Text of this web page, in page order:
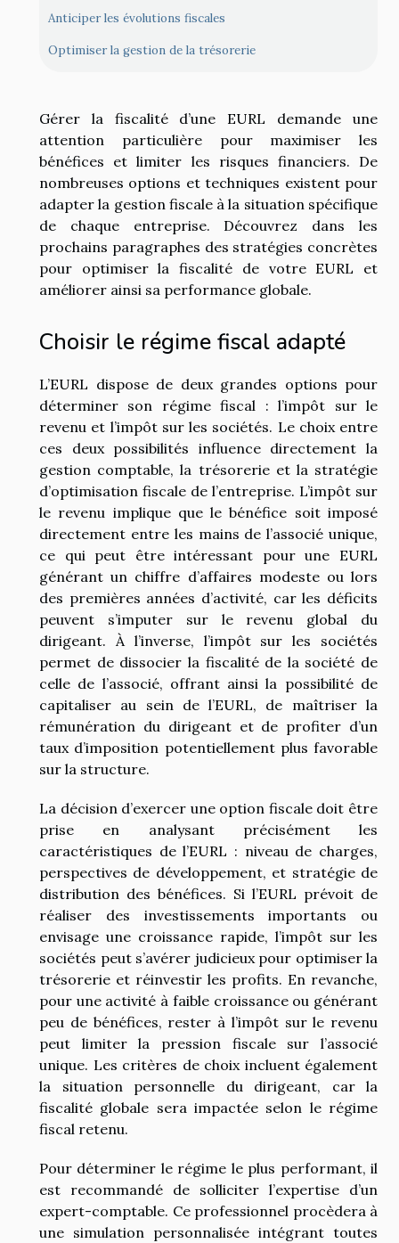
Anticiper les évolutions fiscales
Optimiser la gestion de la trésorerie
Gérer la fiscalité d’une EURL demande une
attention particulière pour maximiser les
bénéfices et limiter les risques financiers. De
nombreuses options et techniques existent pour
adapter la gestion fiscale à la situation spécifique
de chaque entreprise. Découvrez dans les
prochains paragraphes des stratégies concrètes
pour optimiser la fiscalité de votre EURL et
améliorer ainsi sa performance globale.
Choisir le régime fiscal adapté
L’EURL dispose de deux grandes options pour
déterminer son régime fiscal : l’impôt sur le
revenu et l’impôt sur les sociétés. Le choix entre
ces deux possibilités influence directement la
gestion comptable, la trésorerie et la stratégie
d’optimisation fiscale de l’entreprise. L’impôt sur
le revenu implique que le bénéfice soit imposé
directement entre les mains de l’associé unique,
ce qui peut être intéressant pour une EURL
générant un chiffre d’affaires modeste ou lors
des premières années d’activité, car les déficits
peuvent s’imputer sur le revenu global du
dirigeant. À l’inverse, l’impôt sur les sociétés
permet de dissocier la fiscalité de la société de
celle de l’associé, offrant ainsi la possibilité de
capitaliser au sein de l’EURL, de maîtriser la
rémunération du dirigeant et de profiter d’un
taux d’imposition potentiellement plus favorable
sur la structure.
La décision d’exercer une option fiscale doit être
prise en analysant précisément les
caractéristiques de l’EURL : niveau de charges,
perspectives de développement, et stratégie de
distribution des bénéfices. Si l’EURL prévoit de
réaliser des investissements importants ou
envisage une croissance rapide, l’impôt sur les
sociétés peut s’avérer judicieux pour optimiser la
trésorerie et réinvestir les profits. En revanche,
pour une activité à faible croissance ou générant
peu de bénéfices, rester à l’impôt sur le revenu
peut limiter la pression fiscale sur l’associé
unique. Les critères de choix incluent également
la situation personnelle du dirigeant, car la
fiscalité globale sera impactée selon le régime
fiscal retenu.
Pour déterminer le régime le plus performant, il
est recommandé de solliciter l’expertise d’un
expert-comptable. Ce professionnel procèdera à
une simulation personnalisée intégrant toutes